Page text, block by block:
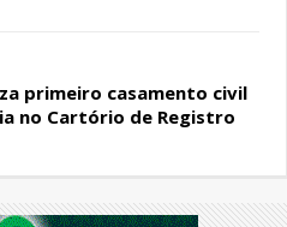
primeiro casamento civil
no Cartório de Registro